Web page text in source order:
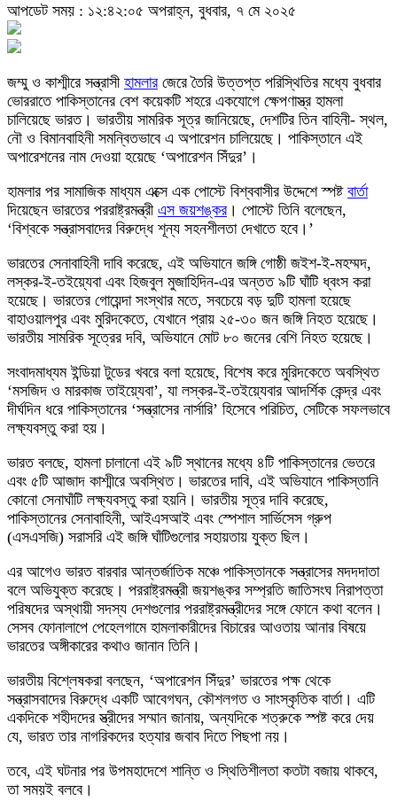
আপডেট সময় : ১২:৪২:০৫ অপরাহ্ন, বুধবার, ৭ মে ২০২৫
জম্মু ও কাশ্মীরে সন্ত্রাসী হামলারজেরে তৈরি উত্তপ্ত পরিস্থিতির মধ্যে বুধবার
ভোররাতে পাকিস্তানের বেশ কয়েকটি শহরে একযোগে ক্ষেপণাস্ত্র হামলা
চালিয়েছে ভারত। ভারতীয় সামরিক সূত্র জানিয়েছে, দেশটির তিন বাহিনী- স্থল,
নৌ ও বিমানবাহিনী সমন্বিতভাবে এ অপারেশন চালিয়েছে। পাকিস্তানে এই
অপারেশনের নাম দেওয়া হয়েছে ‘অপারেশন সিঁদুর’।
হামলার পর সামাজিক মাধ্যম এক্সে এক পোস্টে বিশ্ববাসীর উদ্দেশে স্পষ্ট বার্তা
দিয়েছেন ভারতের পররাষ্ট্রমন্ত্রী এস জয়শঙ্কর। পোস্টে তিনি বলেছেন,
‘বিশ্বকে সন্ত্রাসবাদের বিরুদ্ধে শূন্য সহনশীলতা দেখাতে হবে।’
ভারতের সেনাবাহিনী দাবি করেছে, এই অভিযানে জঙ্গি গোষ্ঠী জইশ-ই-মহম্মদ,
লস্কর-ই-তইয়্যেবা এবং হিজবুল মুজাহিদিন-এর অন্তত ৯টি ঘাঁটি ধ্বংস করা
হয়েছে। ভারতের গোয়েন্দা সংস্থার মতে, সবচেয়ে বড় দুটি হামলা হয়েছে
বাহাওয়ালপুর এবং মুরিদকেতে, যেখানে প্রায় ২৫-৩০ জন জঙ্গি নিহত হয়েছে।
ভারতীয় সামরিক সূত্রের দবি, অভিযানে মোট ৮০ জনের বেশি নিহত হয়েছে।
সংবাদমাধ্যম ইন্ডিয়া টুডের খবরে বলা হয়েছে, বিশেষ করে মুরিদকেতে অবস্থিত
‘মসজিদ ও মারকাজ তাইয়্যেবা’, যা লস্কর-ই-তইয়্যেবার আদর্শিক কেন্দ্র এবং
দীর্ঘদিন ধরে পাকিস্তানের ‘সন্ত্রাসের নার্সারি’ হিসেবে পরিচিত, সেটিকে সফলভাবে
লক্ষ্যবস্তু করা হয়।
ভারত বলছে, হামলা চালানো এই ৯টি স্থানের মধ্যে ৪টি পাকিস্তানের ভেতরে
এবং ৫টি আজাদ কাশ্মীরে অবস্থিত। ভারতের দাবি, এই অভিযানে পাকিস্তানি
কোনো সেনাঘাঁটি লক্ষ্যবস্তু করা হয়নি। ভারতীয় সূত্র দাবি করেছে,
পাকিস্তানের সেনাবাহিনী, আইএসআই এবং স্পেশাল সার্ভিসেস গ্রুপ
(এসএসজি) সরাসরি এই জঙ্গি ঘাঁটিগুলোর সহায়তায় যুক্ত ছিল।
এর আগেও ভারত বারবার আন্তর্জাতিক মঞ্চে পাকিস্তানকে সন্ত্রাসের মদদদাতা
বলে অভিযুক্ত করেছে। পররাষ্ট্রমন্ত্রী জয়শঙ্কর সম্প্রতি জাতিসংঘ নিরাপত্তা
পরিষদের অস্থায়ী সদস্য দেশগুলোর পররাষ্ট্রমন্ত্রীদের সঙ্গে ফোনে কথা বলেন।
সেসব ফোনালাপে পেহেলগামে হামলাকারীদের বিচারের আওতায় আনার বিষয়ে
ভারতের অঙ্গীকারের কথাও জানান তিনি।
ভারতীয় বিশ্লেষকরা বলছেন, ‘অপারেশন সিঁদুর’ ভারতের পক্ষ থেকে
সন্ত্রাসবাদের বিরুদ্ধে একটি আবেগঘন, কৌশলগত ও সাংস্কৃতিক বার্তা। এটি
একদিকে শহীদদের স্ত্রীদের সম্মান জানায়, অন্যদিকে শত্রুকে স্পষ্ট করে দেয়
যে, ভারত তার নাগরিকদের হত্যার জবাব দিতে পিছপা নয়।
তবে, এই ঘটনার পর উপমহাদেশে শান্তি ও স্থিতিশীলতা কতটা বজায় থাকবে,
তা সময়ই বলবে।